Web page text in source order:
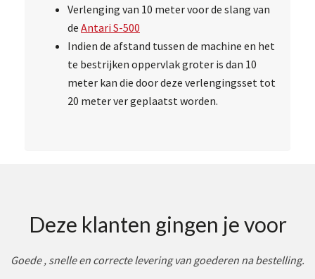
Verlenging van 10 meter voor de slang van
de Antari S-500
Indien de afstand tussen de machine en het
te bestrijken oppervlak groter is dan 10
meter kan die door deze verlengingsset tot
20 meter ver geplaatst worden.
Deze klanten gingen je voor
Goede , snelle en correcte levering van goederen na bestelling.